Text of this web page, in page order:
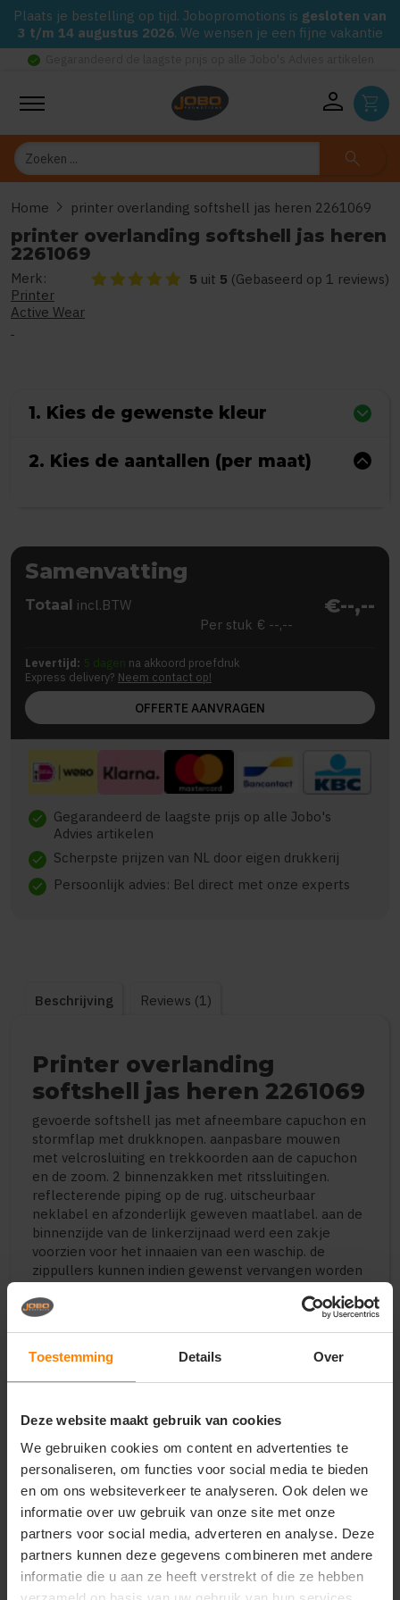
Toestemming Details Over
Deze website maakt gebruik van cookies
We gebruiken cookies om content en advertenties te
personaliseren, om functies voor social media te bieden
en om ons websiteverkeer te analyseren. Ook delen we
informatie over uw gebruik van onze site met onze
partners voor social media, adverteren en analyse. Deze
partners kunnen deze gegevens combineren met andere
informatie die u aan ze heeft verstrekt of die ze hebben
Plaats je bestelling op tijd. Jobopromotions is gesloten van
3 t/m 14 augustus 2026. We wensen je een fijne vakantie
check_circle
person shopping_cart
Zoeken search
Home chevron_right printer overlanding softshell jas heren 2261069
printer overlanding softshell jas heren
2261069
Merk:
Printer
Active Wear
De beoordeling van dit product is5 van de 5
5 uit 5 (Gebaseerd op 1 reviews)
1. Kies de gewenste kleur
2. Kies de aantallen (per maat)
Samenvatting
Totaal incl.BTW €--,--
Per stuk € --,--
Levertijd: 5 dagen na akkoord proefdruk
Express delivery? Neem contact op!
OFFERTE AANVRAGEN
check Gegarandeerd de laagste prijs op alle Jobo's
Advies artikelen
check Scherpste prijzen van NL door eigen drukkerij
check Persoonlijk advies: Bel direct met onze experts
Beschrijving Reviews (1)
Printer overlanding
softshell jas heren 2261069
gevoerde softshell jas met afneembare capuchon en
stormflap met drukknopen. aanpasbare mouwen
met velcrosluiting en trekkoorden aan de capuchon
en de zoom. 2 binnenzakken met ritssluitingen.
reflecterende piping op de rug. uitscheurbaar
neklabel en afzonderlijk geweven maatlabel. aan de
binnenzijde van de linkerzijnaad werd een zakje
voorzien voor het innaaien van een waschip. de
zippullers kunnen indien gewenst vervangen worden
tex 100 gecertificeerd.
op met onze
klantenservice
call +31(0)418 511 972
mail info@jobopromotions.nl
store Bezoek onze showroom:
Provincialeweg 59 - Velddriel